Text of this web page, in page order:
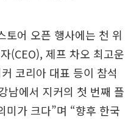
토어 오픈 행사에는 천 위
(CEO), 제프 차오 최고운
코리아 대표 등이 참석
남에서 지커의 첫 번째 플
미가 크다”며 “향후 한국